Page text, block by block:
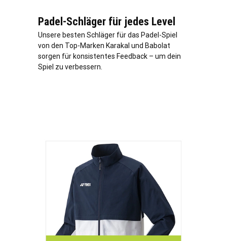
Padel-Schläger für jedes Level
Unsere besten Schläger für das Padel-Spiel
von den Top-Marken Karakal und Babolat
sorgen für konsistentes Feedback – um dein
Spiel zu verbessern.